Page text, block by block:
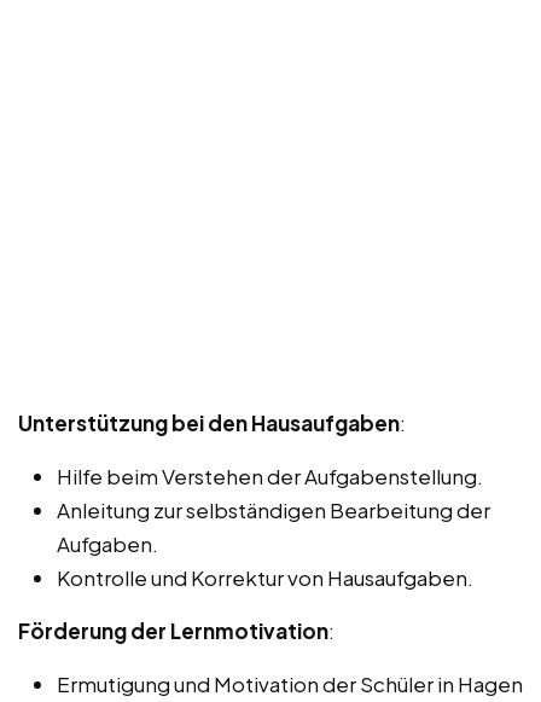
Unterstützung bei den Hausaufgaben:
Hilfe beim Verstehen der Aufgabenstellung.
Anleitung zur selbständigen Bearbeitung der
Aufgaben.
Kontrolle und Korrektur von Hausaufgaben.
Förderung der Lernmotivation:
Ermutigung und Motivation der Schüler in Hagen